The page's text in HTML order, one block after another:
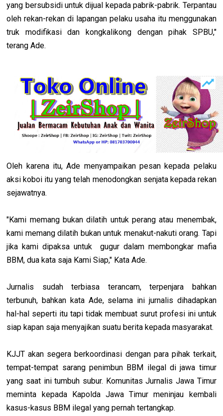
yang bersubsidi untuk dijual kepada pabrik-pabrik. Terpantau
oleh rekan-rekan di lapangan pelaku usaha itu menggunakan
truk modifikasi dan kongkalikong dengan pihak SPBU,"
terang Ade.
Oleh karena itu, Ade menyampaikan pesan kepada pelaku
aksi koboi itu yang telah menodongkan senjata kepada rekan
sejawatnya.
"Kami memang bukan dilatih untuk perang atau menembak,
kami memang dilatih bukan untuk menakut-nakuti orang. Tapi
jika kami dipaksa untuk gugur dalam membongkar mafia
BBM, dua kata saja Kami Siap," Kata Ade.
Jurnalis sudah terbiasa terancam, terpenjara bahkan
terbunuh, bahkan kata Ade, selama ini jurnalis dihadapkan
hal-hal seperti itu tapi tidak membuat surut profesi ini untuk
siap kapan saja menyajikan suatu berita kepada masyarakat.
KJJT akan segera berkoordinasi dengan para pihak terkait,
tempat-tempat sarang penimbun BBM ilegal di jawa timur
yang saat ini tumbuh subur. Komunitas Jurnalis Jawa Timur
meminta kepada Kapolda Jawa Timur meninjau kembali
kasus-kasus BBM ilegal yang pernah tertangkap.